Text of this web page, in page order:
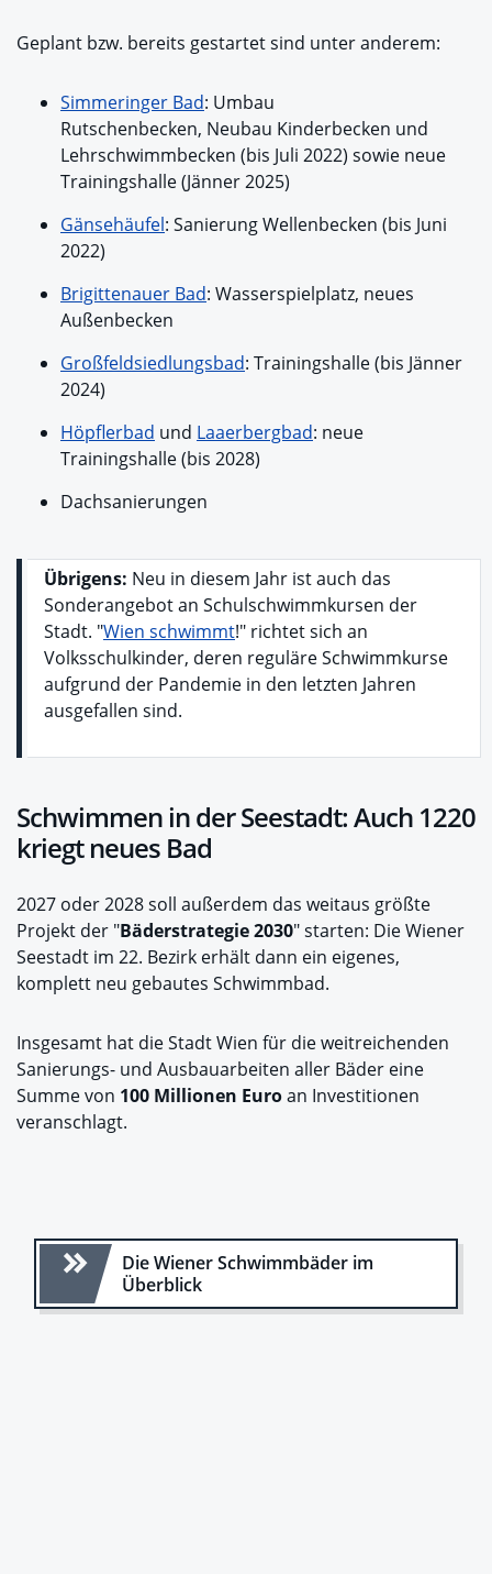
Geplant bzw. bereits gestartet sind unter anderem:
Simmeringer Bad: Umbau
Rutschenbecken, Neubau Kinderbecken und
Lehrschwimmbecken (bis Juli 2022) sowie neue
Trainingshalle (Jänner 2025)
Gänsehäufel: Sanierung Wellenbecken (bis Juni
2022)
Brigittenauer Bad: Wasserspielplatz, neues
Außenbecken
Großfeldsiedlungsbad: Trainingshalle (bis Jänner
2024)
Höpflerbad und Laaerbergbad: neue
Trainingshalle (bis 2028)
Dachsanierungen
Übrigens: Neu in diesem Jahr ist auch das
Sonderangebot an Schulschwimmkursen der
Stadt. "Wien schwimmt!" richtet sich an
Volksschulkinder, deren reguläre Schwimmkurse
aufgrund der Pandemie in den letzten Jahren
ausgefallen sind.
Schwimmen in der Seestadt: Auch 1220
kriegt neues Bad
2027 oder 2028 soll außerdem das weitaus größte
Projekt der "Bäderstrategie 2030" starten: Die Wiener
Seestadt im 22. Bezirk erhält dann ein eigenes,
komplett neu gebautes Schwimmbad.
Insgesamt hat die Stadt Wien für die weitreichenden
Sanierungs- und Ausbauarbeiten aller Bäder eine
Summe von 100 Millionen Euroan Investitionen
veranschlagt.
Die Wiener Schwimmbäder im
Überblick